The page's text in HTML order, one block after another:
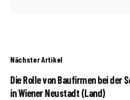
Nächster Artikel
Die Rolle von Baufirmen bei der
in Wiener Neustadt (Land)